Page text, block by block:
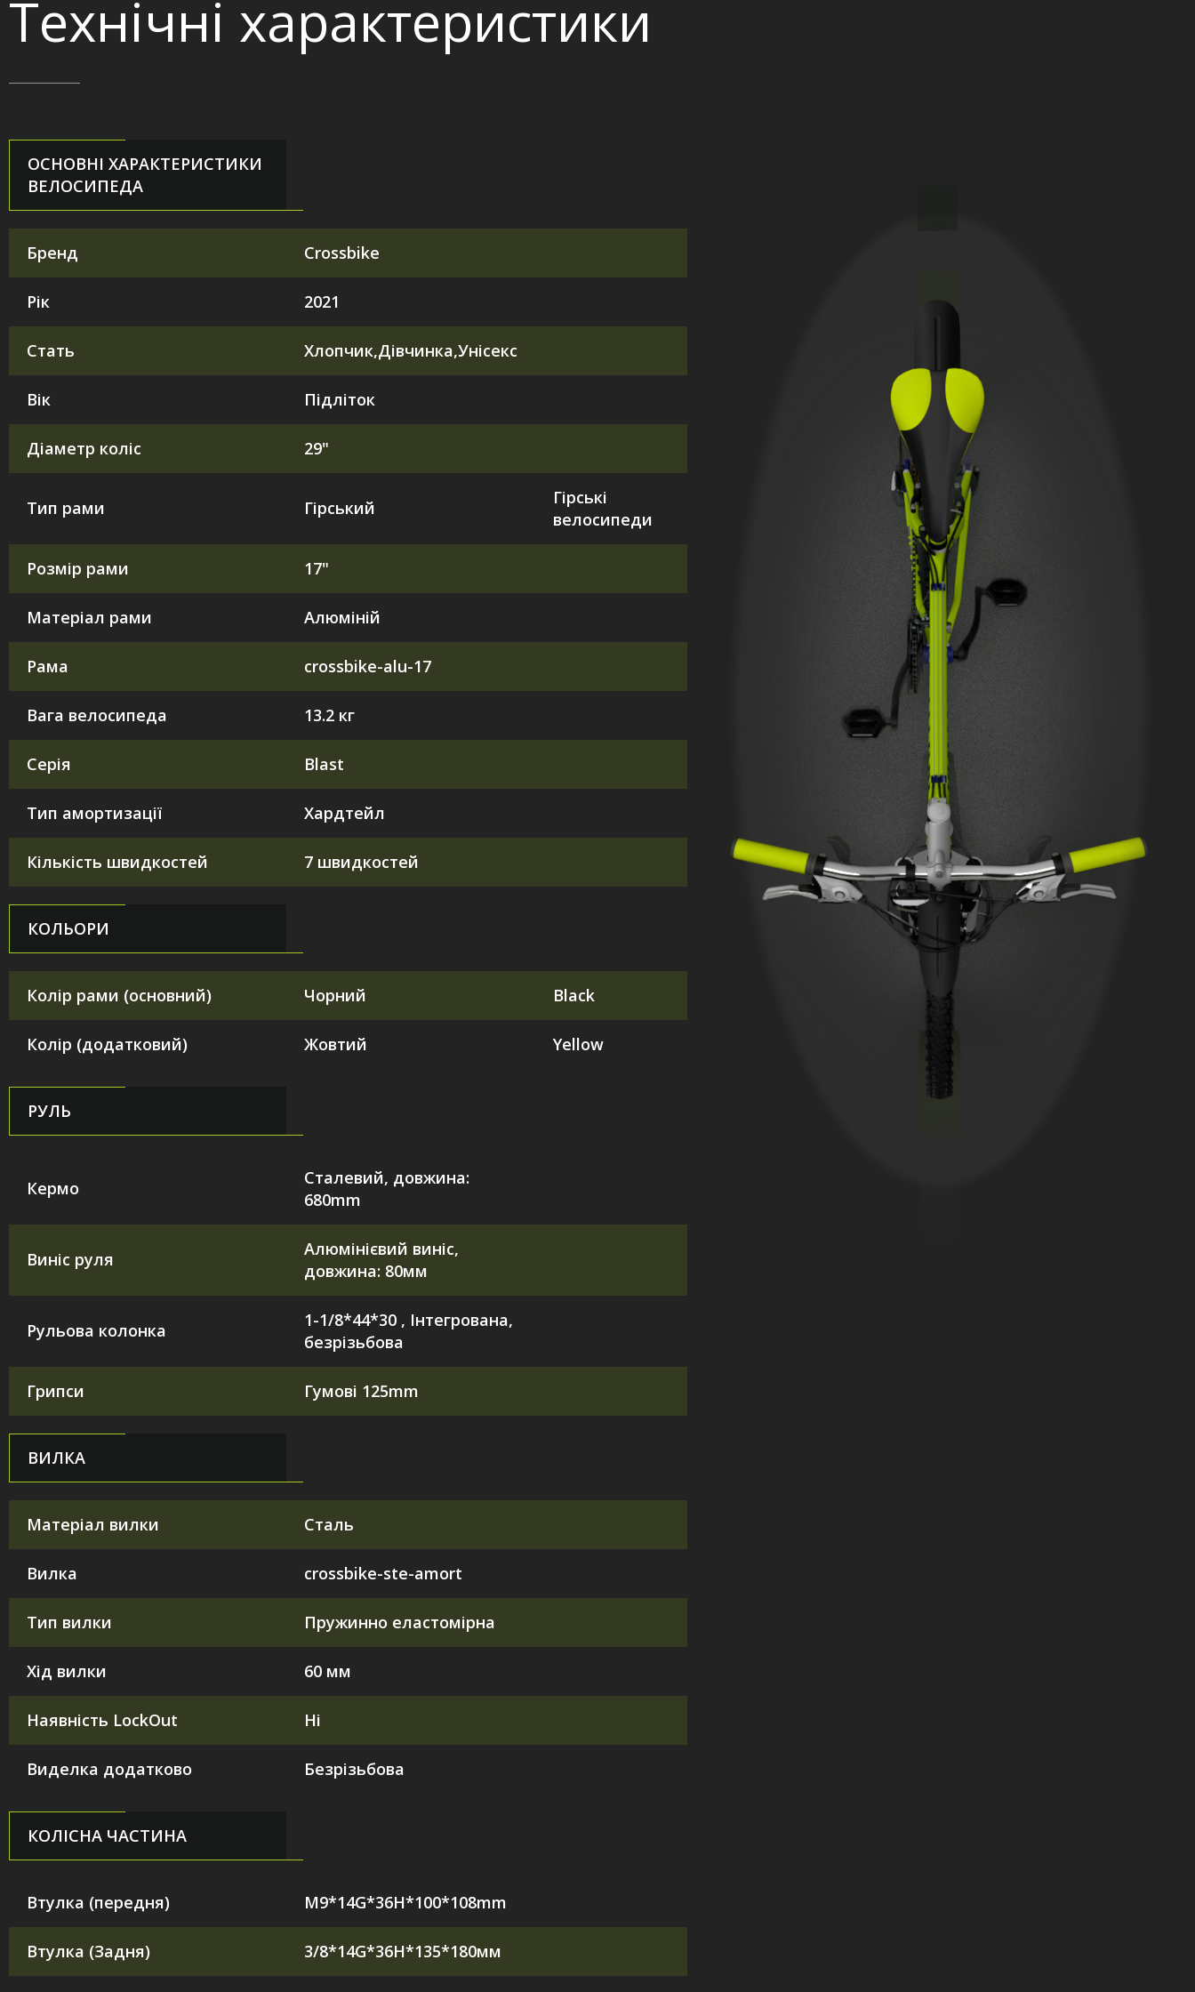
Технічні характеристики
ОСНОВНІ ХАРАКТЕРИСТИКИ
ВЕЛОСИПЕДА
Бренд Crossbike
Рік 2021
Стать Хлопчик,Дівчинка,Унісекс
Вік Підліток
Діаметр коліс 29"
Тип рами Гірський
Гірські
велосипеди
Розмір рами 17"
Матеріал рами Алюміній
Рама crossbike-alu-17
Вага велосипеда 13.2 кг
Серія Blast
Тип амортизації Хардтейл
Кількість швидкостей 7 швидкостей
КОЛЬОРИ
Колір рами (основний) Чорний Black
Колір (додатковий) Жовтий Yellow
РУЛЬ
Кермо
Сталевий, довжина:
680mm
Виніс руля
Алюмінієвий виніс,
довжина: 80мм
Рульова колонка
1-1/8*44*30 , Інтегрована,
безрізьбова
Грипси Гумові 125mm
ВИЛКА
Матеріал вилки Сталь
Вилка crossbike-ste-amort
Тип вилки Пружинно еластомірна
Хід вилки 60 мм
Наявність LockOut Ні
Виделка додатково Безрізьбова
КОЛІСНА ЧАСТИНА
Втулка (передня) M9*14G*36H*100*108mm
Втулка (Задня) 3/8*14G*36H*135*180мм